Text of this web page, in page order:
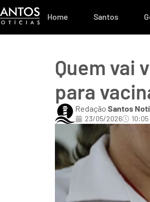
Home Santos
Quem vai
para
Redação Santos
23/05/2026 10:05